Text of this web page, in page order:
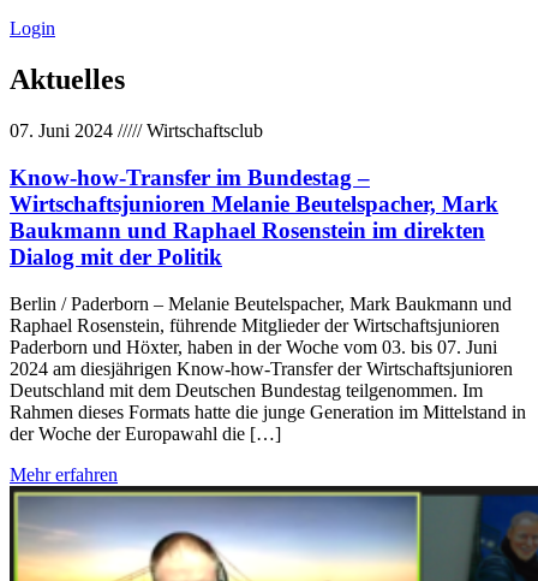
Login
Aktuelles
07. Juni 2024 /////Wirtschaftsclub
Know-how-Transfer im Bundestag –
Wirtschaftsjunioren Melanie Beutelspacher, Mark
Baukmann und Raphael Rosenstein im direkten
Dialog mit der Politik
Berlin / Paderborn – Melanie Beutelspacher, Mark Baukmann und
Raphael Rosenstein, führende Mitglieder der Wirtschaftsjunioren
Paderborn und Höxter, haben in der Woche vom 03. bis 07. Juni
2024 am diesjährigen Know-how-Transfer der Wirtschaftsjunioren
Deutschland mit dem Deutschen Bundestag teilgenommen. Im
Rahmen dieses Formats hatte die junge Generation im Mittelstand in
der Woche der Europawahl die […]
Mehr erfahren